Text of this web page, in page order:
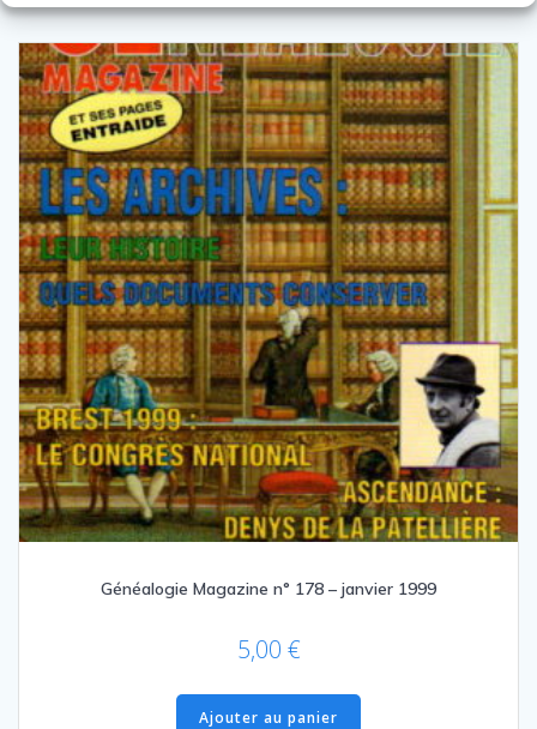
Généalogie Magazine n° 178 – janvier 1999
5,00 €
Ajouter au panier